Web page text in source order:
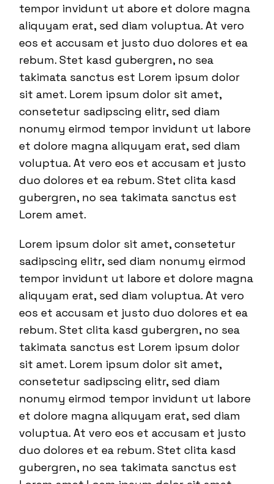
tempor invidunt ut abore et dolore magna
aliquyam erat, sed diam voluptua. At vero
eos et accusam et justo duo dolores et ea
rebum. Stet kasd gubergren, no sea
takimata sanctus est Lorem ipsum dolor
sit amet. Lorem ipsum dolor sit amet,
consetetur sadipscing elitr, sed diam
nonumy eirmod tempor invidunt ut labore
et dolore magna aliquyam erat, sed diam
voluptua. At vero eos et accusam et justo
duo dolores et ea rebum. Stet clita kasd
gubergren, no sea takimata sanctus est
Lorem amet.
Lorem ipsum dolor sit amet, consetetur
sadipscing elitr, sed diam nonumy eirmod
tempor invidunt ut labore et dolore magna
aliquyam erat, sed diam voluptua. At vero
eos et accusam et justo duo dolores et ea
rebum. Stet clita kasd gubergren, no sea
takimata sanctus est Lorem ipsum dolor
sit amet. Lorem ipsum dolor sit amet,
consetetur sadipscing elitr, sed diam
nonumy eirmod tempor invidunt ut labore
et dolore magna aliquyam erat, sed diam
voluptua. At vero eos et accusam et justo
duo dolores et ea rebum. Stet clita kasd
gubergren, no sea takimata sanctus est